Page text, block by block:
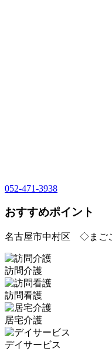
052-471-3938
おすすめポイント
名古屋市中村区 ◇まご
訪問介護
訪問看護
居宅介護
デイサービス